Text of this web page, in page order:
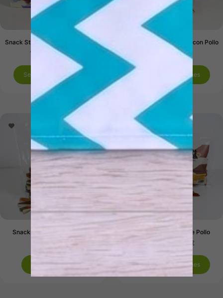
Snack Sticks de Bacalao con Pato
17,69
- 52,68
Seleccionar opciones
Snack Sticks de Bacalao con Pollo
52,68€
Seleccionar opciones
Snacks Sticks twisted. 500 g
Añadir al carrito
Sticks con Pechuga de Pollo
€
Seleccionar opciones